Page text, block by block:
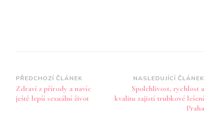
Navigace
příspěvku
PŘEDCHOZÍ ČLÁNEK
Zdraví z přírody a navíc
ještě lepší sexuální život
NASLEDUJÍCÍ ČLÁNEK
Spolehlivost, rychlost a
kvalitu zajistí trubkové lešení
Praha